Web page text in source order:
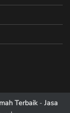
Terbaik- Jasa